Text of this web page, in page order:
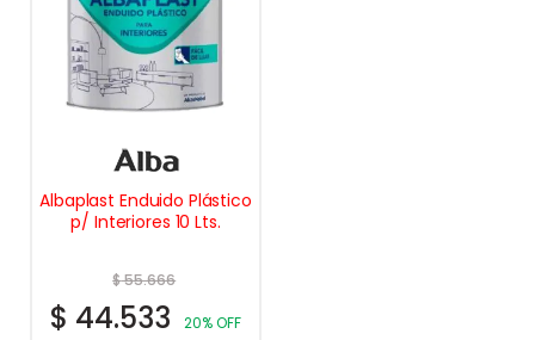
Albaplast Enduido Plástico
p/ Interiores 10 Lts.
$55.666
$ 44.533 20% OFF